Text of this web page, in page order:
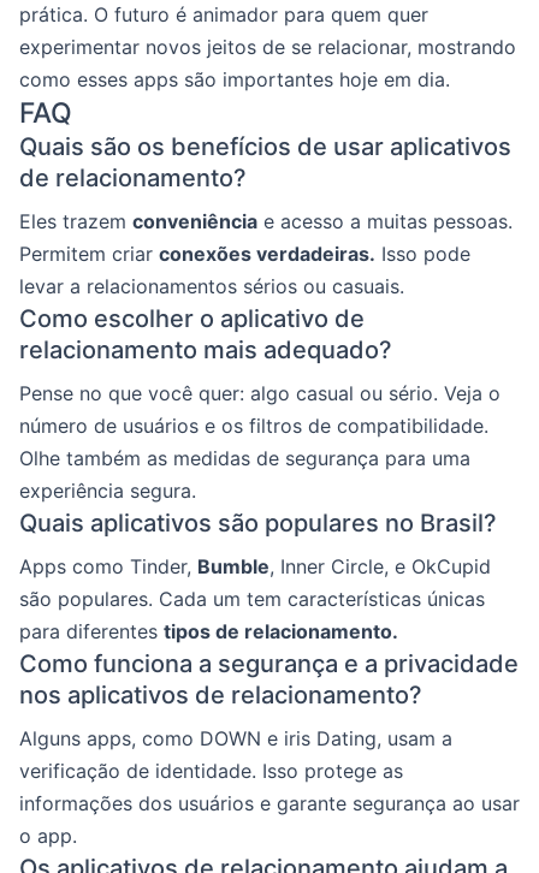
prática. O futuro é animador para quem quer
experimentar novos jeitos de se relacionar, mostrando
como esses apps são importantes hoje em dia.
FAQ
Quais são os benefícios de usar aplicativos
de relacionamento?
Eles trazem conveniência e acesso a muitas pessoas.
Permitem criar conexões verdadeiras. Isso pode
levar a relacionamentos sérios ou casuais.
Como escolher o aplicativo de
relacionamento mais adequado?
Pense no que você quer: algo casual ou sério. Veja o
número de usuários e os filtros de compatibilidade.
Olhe também as medidas de segurança para uma
experiência segura.
Quais aplicativos são populares no Brasil?
Apps como Tinder, Bumble, Inner Circle, e OkCupid
são populares. Cada um tem características únicas
para diferentes tipos de relacionamento.
Como funciona a segurança e a privacidade
nos aplicativos de relacionamento?
Alguns apps, como DOWN e iris Dating, usam a
verificação de identidade. Isso protege as
informações dos usuários e garante segurança ao usar
o app.